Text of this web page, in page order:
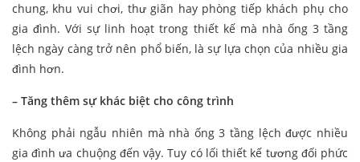
chung, khu vui chơi, thư giãn hay phòng tiếp khách phụ cho
gia đình. Với sự linh hoạt trong thiết kế mà nhà ống 3 tầng
lệch ngày càng trở nên phổ biến, là sự lựa chọn của nhiều gia
đình hơn.
– Tăng thêm sự khác biệt cho công trình
Không phải ngẫu nhiên mà nhà ống 3 tầng lệch được nhiều
gia đình ưa chuộng đến vậy. Tuy có lối thiết kế tương đối phức